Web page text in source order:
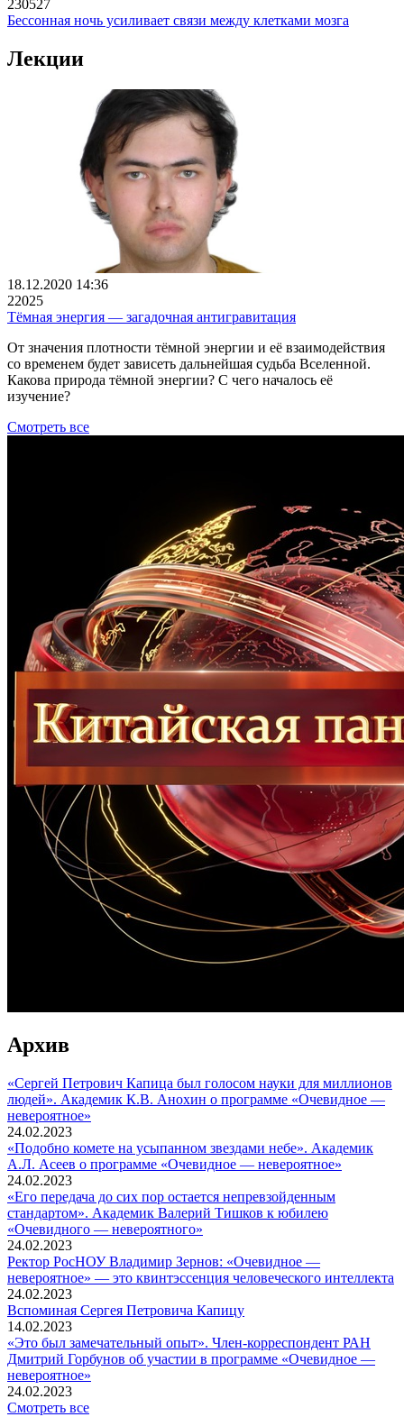
230527
Бессонная ночь усиливает связи между клетками мозга
Лекции
18.12.2020 14:36
22025
Тёмная энергия — загадочная антигравитация
От значения плотности тёмной энергии и её взаимодействия
со временем будет зависеть дальнейшая судьба Вселенной.
Какова природа тёмной энергии? С чего началось её
изучение?
Смотреть все
Архив
«Сергей Петрович Капица был голосом науки для миллионов
людей». Академик К.В. Анохин о программе «Очевидное —
невероятное»
24.02.2023
«Подобно комете на усыпанном звездами небе». Академик
А.Л. Асеев о программе «Очевидное — невероятное»
24.02.2023
«Его передача до сих пор остается непревзойденным
стандартом». Академик Валерий Тишков к юбилею
«Очевидного — невероятного»
24.02.2023
Ректор РосНОУ Владимир Зернов: «Очевидное —
невероятное» — это квинтэссенция человеческого интеллекта
24.02.2023
Вспоминaя Сергея Петровича Капицу
14.02.2023
«Это был замечательный опыт». Член-корреспондент РАН
Дмитрий Горбунов об участии в программе «Очевидное —
невероятное»
24.02.2023
Смотреть все